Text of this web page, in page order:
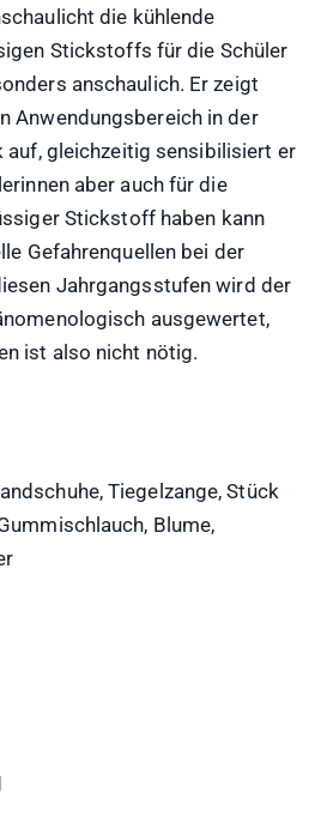
die kühlende
Stickstoffs für die Schüler
anschaulich. Er zeigt
Anwendungsbereich in der
auf, gleichzeitig sensibilisiert er
aber auch für die
Stickstoff haben kann
Gefahrenquellen bei der
Jahrgangsstufen wird der
ausgewertet,
ist also nicht nötig.
Tiegelzange, Stück
Blume,